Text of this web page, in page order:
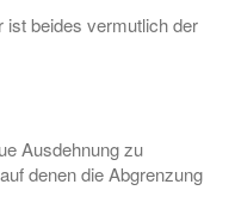
ist beides vermutlich der
Ausdehnung zu
denen die Abgrenzung